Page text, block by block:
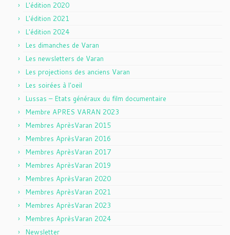
L'édition 2020
L'édition 2021
L'édition 2024
Les dimanches de Varan
Les newsletters de Varan
Les projections des anciens Varan
Les soirées à l'oeil
Lussas – Etats généraux du film documentaire
Membre APRES VARAN 2023
Membres AprèsVaran 2015
Membres AprèsVaran 2016
Membres AprèsVaran 2017
Membres AprèsVaran 2019
Membres AprèsVaran 2020
Membres AprèsVaran 2021
Membres AprèsVaran 2023
Membres AprèsVaran 2024
Newsletter